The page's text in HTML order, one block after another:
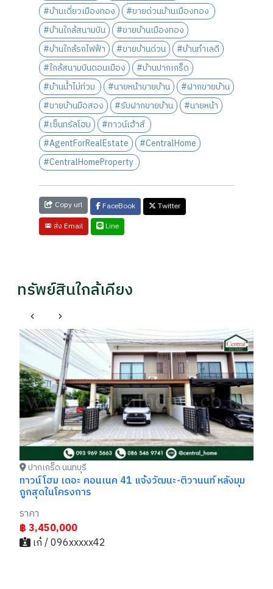
#บ้านเดี่ยวเมืองทอง
#ขายด่วนบ้านเมืองทอง
#บ้านใกล้สนามบิน
#ขายบ้านเมืองทอง
#บ้านใกล้รถไฟฟ้า
#ขายบ้านด่วน
#บ้านทำเลดี
#ใกล้สนามบินดอนเมือง
#บ้านปากเกร็ด
#บ้านน้ำไม่ท่วม
#นายหน้าขายบ้าน
#ฝากขายบ้าน
#ขายบ้านมือสอง
#รับฝากขายบ้าน
#นายหน้า
#เซ็นทรัลโฮม
#ทาวน์เฮ้าส์
#AgentForRealEstate
#CentralHome
#CentralHomeProperty
Copy url FaceBook
Twitter
ส่ง Email
Line
ทรัพย์สินใกล้เคียง
ปากเกร็ด นนทบุรี
ทาวน์โฮม เดอะ คอนเนค 41 แจ้งวัฒนะ-ติวานนท์ หลังมุม
ถูกสุดในโครงการ
ราคา
฿ 3,450,000
เก๋ / 096xxxxx42